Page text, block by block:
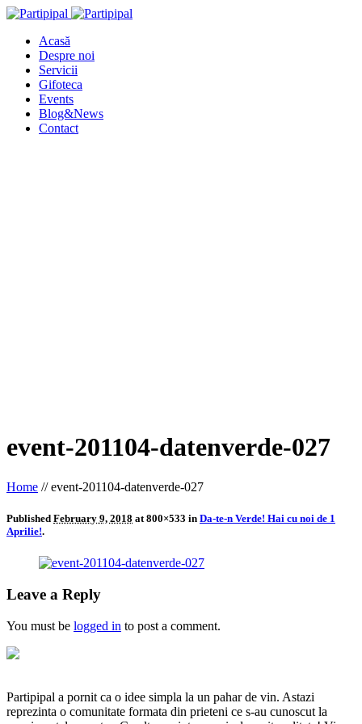
Acasă
Despre noi
Servicii
Gifoteca
Events
Blog&News
Contact
event-201104-datenverde-027
Home //event-201104-datenverde-027
Published February 9, 2018 at 800×533 in Da-te-n Verde! Hai cu noi de 1
Aprilie!.
Leave a Reply
You must be logged in to post a comment.
Partipipal a pornit ca o idee simpla la un pahar de vin. Astazi
reprezinta o comunitate formata din prieteni ce s-au cunoscut la